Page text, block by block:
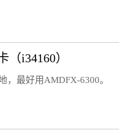
i34160）
，最好用AMDFX-6300。